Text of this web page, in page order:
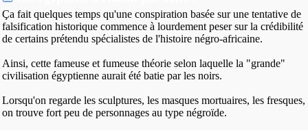
Ça fait quelques temps qu'une conspiration basée sur une tentative de
falsification historique commence à lourdement peser sur la crédibilité
de certains prétendu spécialistes de l'histoire négro-africaine.
Ainsi, cette fameuse et fumeuse théorie selon laquelle la "grande"
civilisation égyptienne aurait été batie par les noirs.
Lorsqu'on regarde les sculptures, les masques mortuaires, les fresques,
on trouve fort peu de personnages au type négroïde.